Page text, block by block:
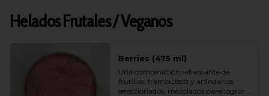
Helados Frutales / Veganos
Berries (475 ml)
Una combinación refrescante de
frutillas, frambuesas y arándanos
seleccionados, mezclados para lograr